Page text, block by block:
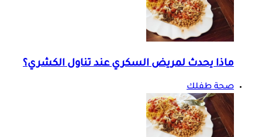
ماذا يحدث لمريض السكري عند تناول الكشري؟
صحة طفلك